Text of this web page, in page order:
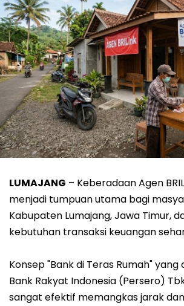
LUMAJANG – Keberadaan Agen
menjadi tumpuan utama bagi
Kabupaten Lumajang, Jawa Timur,
kebutuhan transaksi keuangan
Konsep "Bank di Teras Rumah" yang
Bank Rakyat Indonesia (Persero)
sangat efektif memangkas jarak